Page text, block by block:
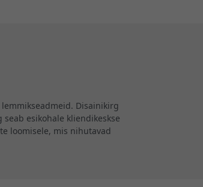
Disainikirg
esikohale kliendikeskse
loomisele, mis nihutavad